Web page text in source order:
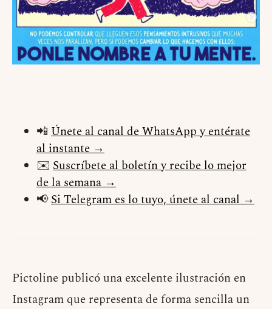
📲 Únete al canal de WhatsApp y entérate
al instante →
✉️ Suscríbete al boletín y recibe lo mejor
de la semana →
📢Si Telegram es lo tuyo, únete al canal →
Pictoline publicó una excelente ilustración en
Instagram que representa de forma sencilla un